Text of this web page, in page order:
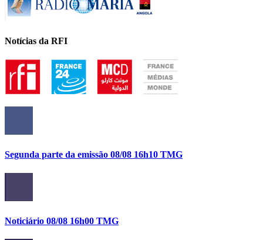
Notícias da RFI
Segunda parte da emissão 08/08 16h10 TMG
Noticiário 08/08 16h00 TMG